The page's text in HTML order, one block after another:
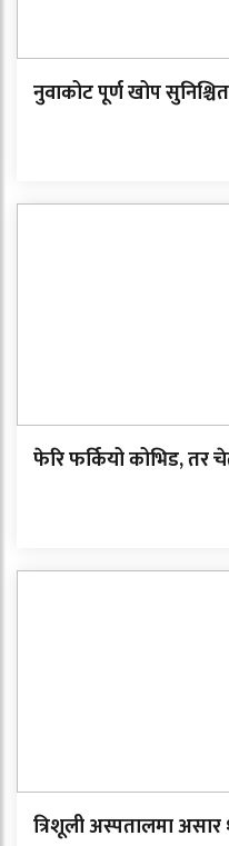
नुवाकोट पूर्ण खोप
फेरि फर्कियो कोभिड,
त्रिशूली अस्पतालमा